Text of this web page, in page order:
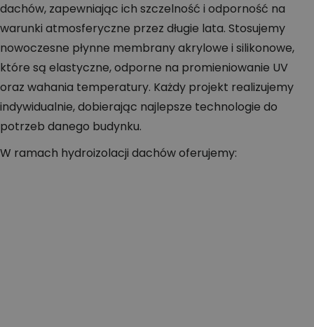
dachów, zapewniając ich szczelność i odporność na
warunki atmosferyczne przez długie lata. Stosujemy
nowoczesne płynne membrany akrylowe i silikonowe,
które są elastyczne, odporne na promieniowanie UV
oraz wahania temperatury. Każdy projekt realizujemy
indywidualnie, dobierając najlepsze technologie do
potrzeb danego budynku.
W ramach hydroizolacji dachów oferujemy: